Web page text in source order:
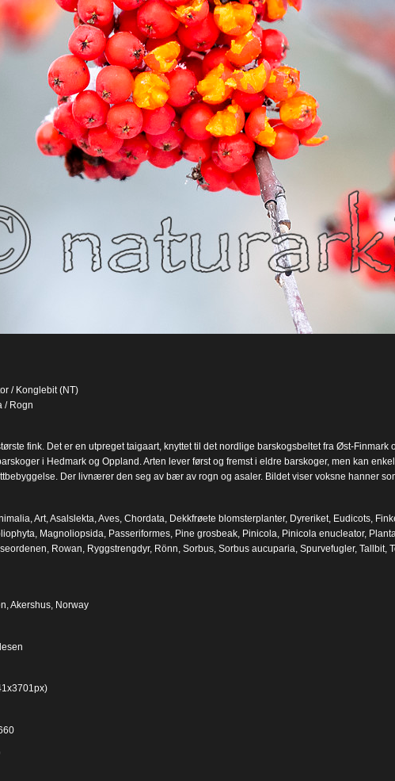
/ Konglebit (NT)
/ Rogn
fink. Det er en utpreget taigaart, knyttet til det nordlige barskogsbeltet fra Øst-Finmark
i Hedmark og Oppland. Arten lever først og fremst i eldre barskoger, men kan
Der livnærer den seg av bær av rogn og asaler. Bildet viser voksne hanner
Art, Asalslekta Aves, Chordata Dekkfrøete blomsterplanter, Dyreriket, Eudicots,
Magnoliopsida Passeriformes, Pine grosbeak, Pinicola Pinicola enucleator,
Rowan Ryggstrengdyr, Rönn Sorbus, Sorbus aucuparia Spurvefugler, Tallbit,
Akershus, Norway